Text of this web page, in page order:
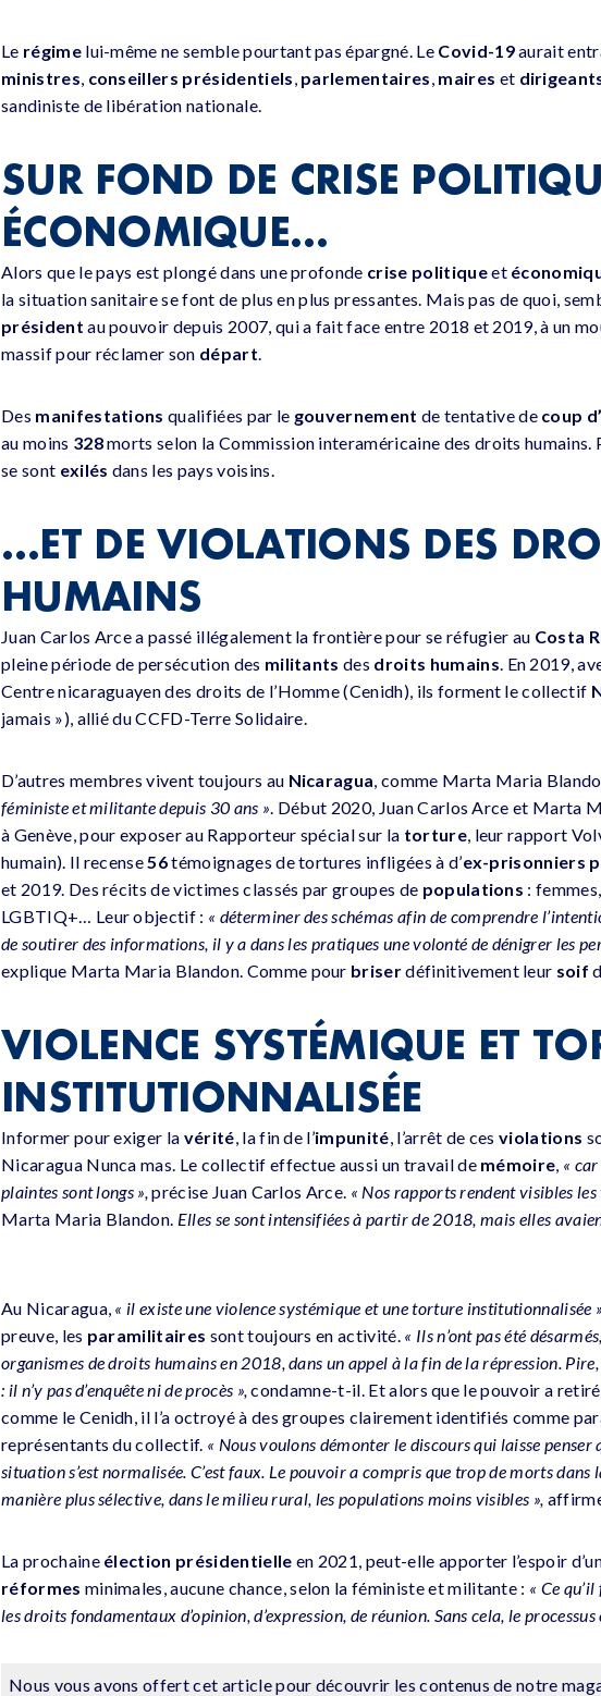
Le régimelui-même ne semble pourtant pas épargné. Le Covid-19aurait
ministres, conseillers présidentiels, parlementaires, maires et
sandiniste de libération nationale.
SUR FOND DE CRISE
ÉCONOMIQUE…
Alors que le pays est plongé dans une profonde crise politiqueet
la situation sanitaire se font de plus en plus pressantes. Mais pas de quoi,
président au pouvoir depuis 2007, qui a fait face entre 2018 et 2019, à un
massif pour réclamer son départ.
Des manifestations qualifiées par le gouvernement de tentative de coup
au moins 328morts selon la Commission interaméricaine des droits humains.
se sont exilés dans les pays voisins.
…ET DE VIOLATIONS DES
HUMAINS
Juan Carlos Arce a passé illégalement la frontière pour se réfugier au Costa
pleine période de persécution des militants des droits humains. En 2019,
Centre nicaraguayen des droits de l’Homme (Cenidh), ils forment le collectif
jamais »), allié du CCFD-Terre Solidaire.
D’autres membres vivent toujours au Nicaragua, comme Marta Maria
féministe et militante depuis 30 ans ». Début 2020, Juan Carlos Arce et Marta
à Genève, pour exposer au Rapporteur spécial sur la torture, leur rapport
humain). Il recense56témoignages de tortures infligées à d’ex-prisonniers
et 2019. Des récits de victimes classés par groupes de populations :
LGBTIQ+… Leur objectif : « déterminer des schémas afin de comprendre
de soutirer des informations, il y a dans les pratiques une volonté de dénigrer les
explique Marta Maria Blandon. Comme pour briserdéfinitivement leur soif
VIOLENCE SYSTÉMIQUE ET
INSTITUTIONNALISÉE
Informer pour exiger la vérité, la fin de l’impunité, l’arrêt de cesviolations
Nicaragua Nunca mas. Le collectif effectue aussi un travail de mémoire, «
plaintes sont longs »,précise Juan Carlos Arce. « Nos rapports rendent visibles les
Marta Maria Blandon. Elles se sont intensifiées à partir de 2018, mais elles
Au Nicaragua, « il existe une violence systémique et une torture institutionnalisée
preuve, les paramilitaires sont toujours en activité. « Ils n’ont pas été
organismes de droits humains en 2018, dans un appel à la fin de la répression.
: il n’y pas d’enquête ni de procès »,condamne-t-il. Et alors que le pouvoir a
comme le Cenidh, il l’a octroyé à des groupes clairement identifiés comme
représentants du collectif. « Nous voulons démonter le discours qui laisse penser
situation s’est normalisée. C’est faux. Le pouvoir a compris que trop de morts
manière plus sélective, dans le milieu rural, les populations moins visibles »,
La prochaine élection présidentielle en 2021, peut-elle apporter l’espoir
réformes minimales, aucune chance, selon la féministe et militante : « Ce
les droits fondamentaux d’opinion, d’expression, de réunion. Sans cela, le
Nous vous avons offert cet article pour découvrir les contenus de notre